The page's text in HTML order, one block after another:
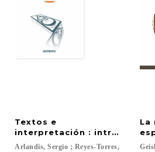
Textos e
interpretación :
Arlandis, Sergio ; Reyes-Torres,
La